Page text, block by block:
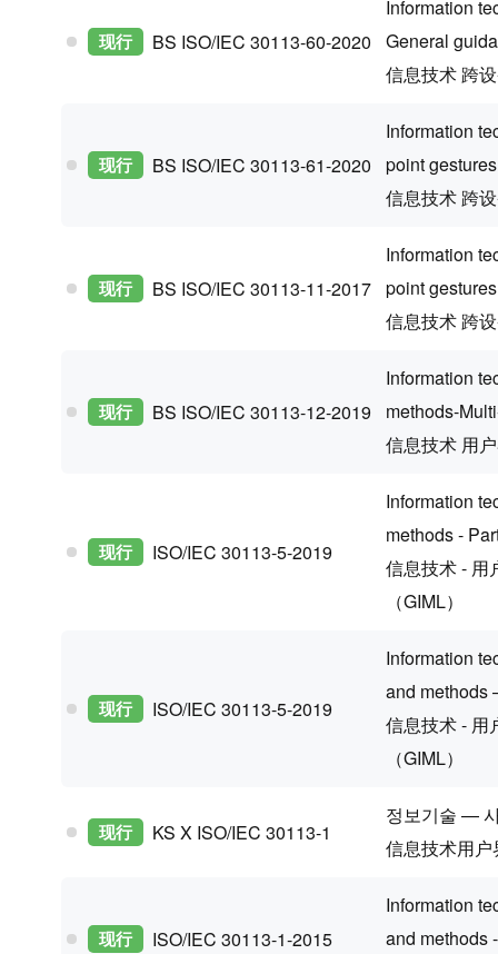
现行 BS ISO/IEC 30113-60-2020
Information
General
信息技术 跨
现行 BS ISO/IEC 30113-61-2020
Information
point
信息技术 跨
现行 BS ISO/IEC 30113-11-2017
Information
point
信息技术 跨
现行 BS ISO/IEC 30113-12-2019
Information
methods-
信息技术 用
现行 ISO/IEC 30113-5-2019
Information
methods -
信息技术 - 用
（GIML）
现行 ISO/IEC 30113-5-2019
Information
and methods
信息技术 - 用
（GIML）
现行 KS X ISO/IEC 30113-1
정보기술 —
信息技术用
现行 ISO/IEC 30113-1-2015
Information
and methods